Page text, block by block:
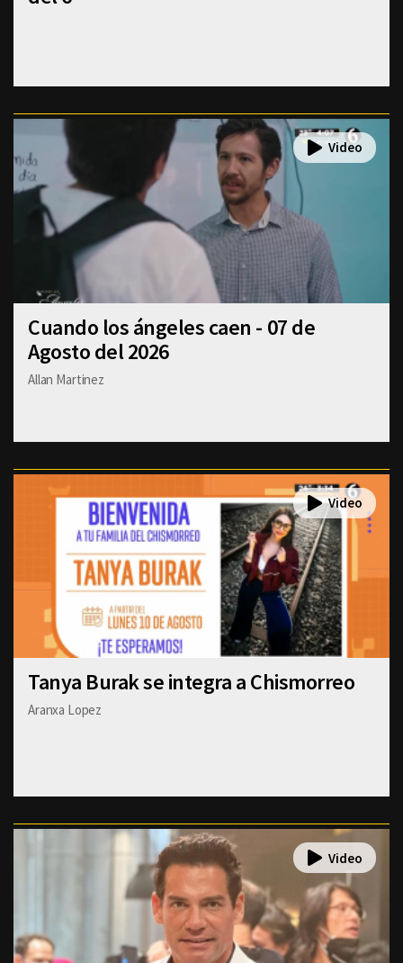
Cuando los ángeles caen - 07 de
Agosto del 2026
Allan Martinez
Tanya Burak se integra a Chismorreo
Aranxa Lopez